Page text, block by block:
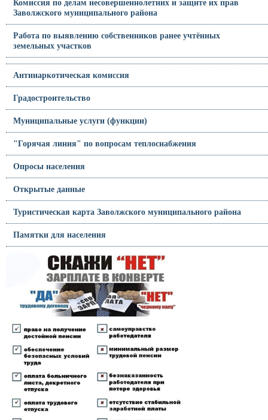
Комиссия по делам несовершеннолетних и защите их прав
Заволжского муниципального района
Работа по выявлению собственников ранее учтённых
земельных участков
Антинаркотическая комиссия
Градостроительство
Муниципальные услуги (функции)
"Горячая линия" по вопросам теплоснабжения
Опросы населения
Открытые данные
Туристическая карта Заволжского муниципального района
Памятки для населения